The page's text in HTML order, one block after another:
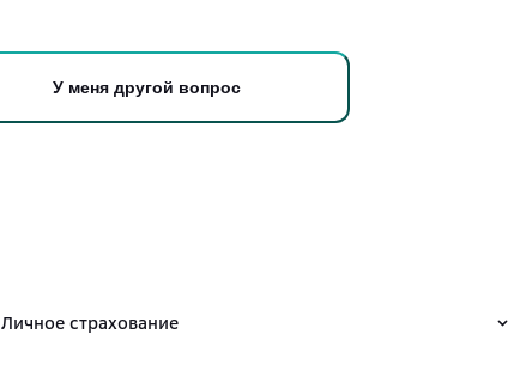
У меня другой вопрос
Личное страхование